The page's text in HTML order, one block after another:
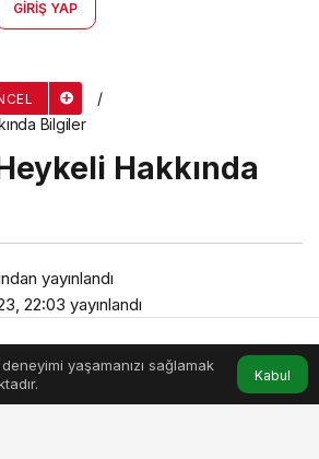
GIRIŞ YAP
Bilgiler
Hakkında
yayınlandı
22:03 yayınlandı
yaşamanızı sağlamak
Kabul
Akış Hesabım